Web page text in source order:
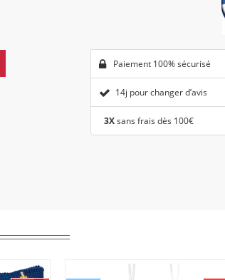
Paiement 100% sécurisé
14j pour changer d’avis
3Xsans frais dès 100€